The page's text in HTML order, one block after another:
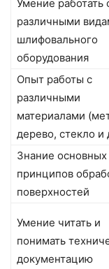
Умение работать
различными
шлифовального
оборудования
Опыт работы с
различными
материалами
дерево, стекло и
Знание основных
принципов
поверхностей
Умение читать и
понимать
документацию